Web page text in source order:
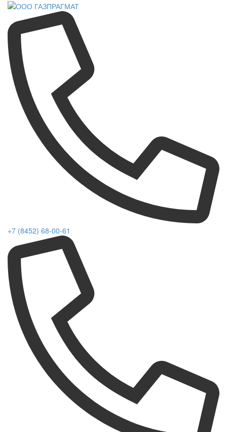
+7 (8452) 68-00-61